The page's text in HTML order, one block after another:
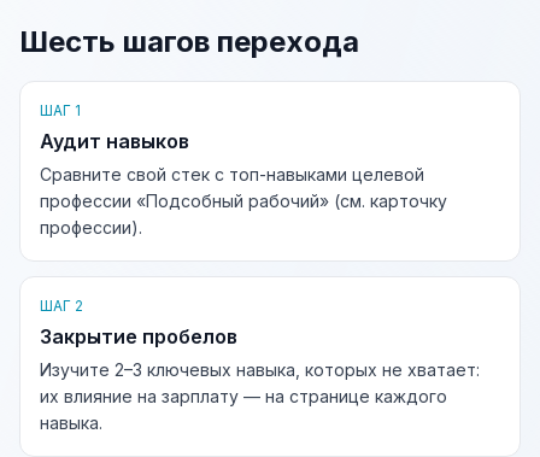
Шесть шагов перехода
ШАГ 1
Аудит навыков
Сравните свой стек с топ-навыками целевой
профессии «Подсобный рабочий» (см. карточку
профессии).
ШАГ 2
Закрытие пробелов
Изучите 2–3 ключевых навыка, которых не хватает:
их влияние на зарплату — на странице каждого
навыка.